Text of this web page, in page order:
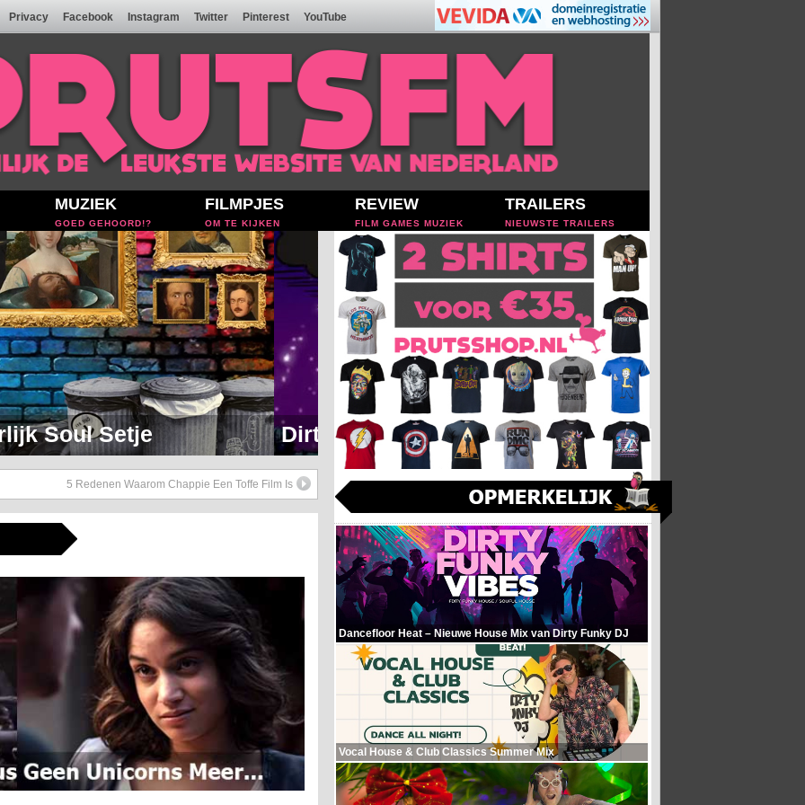
Privacy Facebook Instagram Twitter Pinterest YouTube
MUZIEK
GOED GEHOORD!?
FILMPJES
OM TE KIJKEN
REVIEW
FILM GAMES MUZIEK
TRAILERS
NIEUWSTE TRAILERS
Soul Setje
5 Redenen Waarom Chappie Een Toffe Film Is
Dancefloor Heat – Nieuwe House Mix van Dirty Funky DJ
Vocal House & Club Classics Summer Mix